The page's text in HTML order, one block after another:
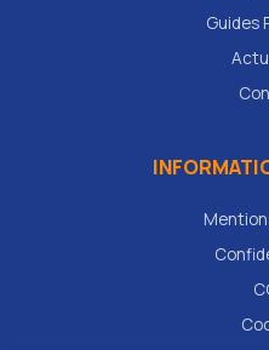
Guides